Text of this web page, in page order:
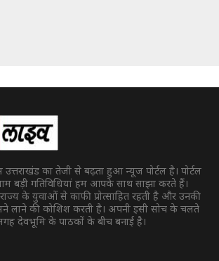
उत्तराखंड का तेजी से बढ़ता हुआ न्यूज पोर्टल है। पोर्टल
बड़ी गतिविधियां हम आपके साथ साझा करते हैं।
राज्य के युवाओं से काफी प्रोत्साहित रहती है और उनकी
लाने की कोशिश करती है। अपनी इसी सोच के चलते
देवभूमि के पाठकों के बीच बनाई है।